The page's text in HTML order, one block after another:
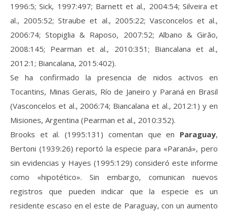
1996:5; Sick, 1997:497; Barnett et al., 2004:54; Silveira et
al., 2005:52; Straube et al., 2005:22; Vasconcelos et al.,
2006:74; Stopiglia & Raposo, 2007:52; Albano & Girão,
2008:145; Pearman et al., 2010:351; Biancalana et al.,
2012:1; Biancalana, 2015:402).
Se ha confirmado la presencia de nidos activos en
Tocantins, Minas Gerais, Río de Janeiro y Paraná en Brasil
(Vasconcelos et al., 2006:74; Biancalana et al., 2012:1) y en
Misiones, Argentina (Pearman et al., 2010:352).
Brooks et al. (1995:131) comentan que en Paraguay,
Bertoni (1939:26) reportó la especie para «Paraná», pero
sin evidencias y Hayes (1995:129) consideró este informe
como «hipotético». Sin embargo, comunican nuevos
registros que pueden indicar que la especie es un
residente escaso en el este de Paraguay, con un aumento